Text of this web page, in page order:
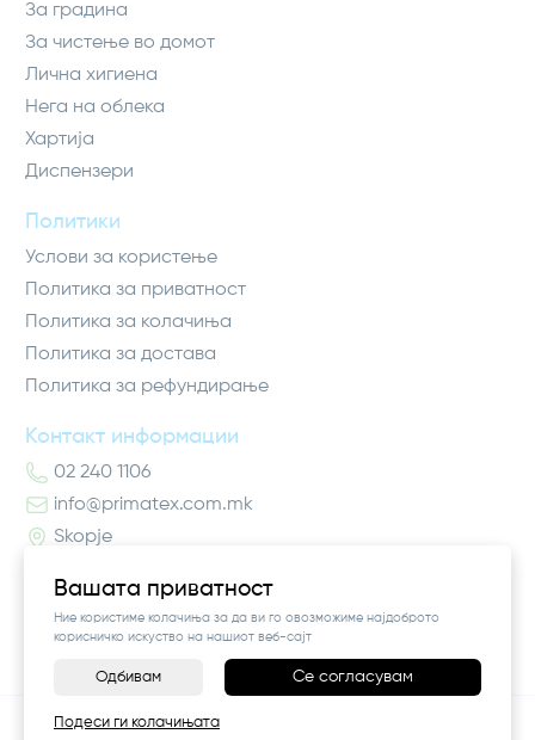
Вашата приватност
Ние користиме колачиња за да ви го овозможиме најдоброто
корисничко искуство на нашиот веб-сајт
Одбивам Се согласувам
Подеси ги колачињата
За градина
За чистење во домот
Лична хигиена
Нега на облека
Хартија
Диспензери
Политики
Услови за користење
Политика за приватност
Политика за колачиња
Политика за достава
Политика за рефундирање
Контакт информации
02 240 1106
info@primatex.com.mk
Skopje
©2026Vendor x